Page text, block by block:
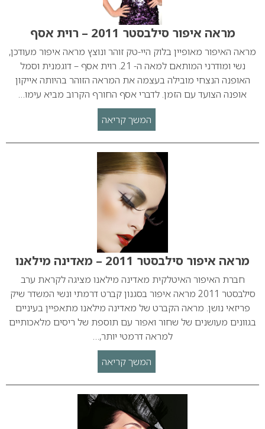
מראה איפור סילבסטר 2011 – רוית אסף
מראה האיפור מאופיין בלוק היי-טק זוהר ונוצץ מראה איפור מעודכן,
נשי ומודרני המותאם למאה ה- 21. רוית אסף – דוגמנית וסמל
האופנה הנצחי מובילה בעצמה את המראה הזוהר בהיותה אייקון
אופנה הצועד עם הזמן. לדברי אסף החורף הקרוב מביא עימו…
המשך קריאה
מראה איפור סילבסטר 2011 – מאדינה מילאנו
חברת האיפור האיטלקית מאדינה מילאנו מציגה לקראת ערב
סילבסטר 2011 מראה איפור בסגנון קברט דרמתי ונשי המשדר שיק
פריזאי נושן. מראה הקברט של מאדינה מילאנו מתאפיין בעיניים
בגוונים מעושנים של שחור ואפור עם תוספת של ריסים מלאכותיים
למראה דרמטי יותר,…
המשך קריאה